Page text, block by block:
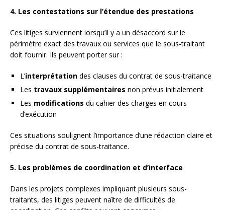
4. Les contestations sur l’étendue des prestations
Ces litiges surviennent lorsqu’il y a un désaccord sur le
périmètre exact des travaux ou services que le sous-traitant
doit fournir. Ils peuvent porter sur :
L’interprétation des clauses du contrat de sous-traitance
Les travaux supplémentaires non prévus initialement
Les modifications du cahier des charges en cours
d’exécution
Ces situations soulignent l’importance d’une rédaction claire et
précise du contrat de sous-traitance.
5. Les problèmes de coordination et d’interface
Dans les projets complexes impliquant plusieurs sous-
traitants, des litiges peuvent naître de difficultés de